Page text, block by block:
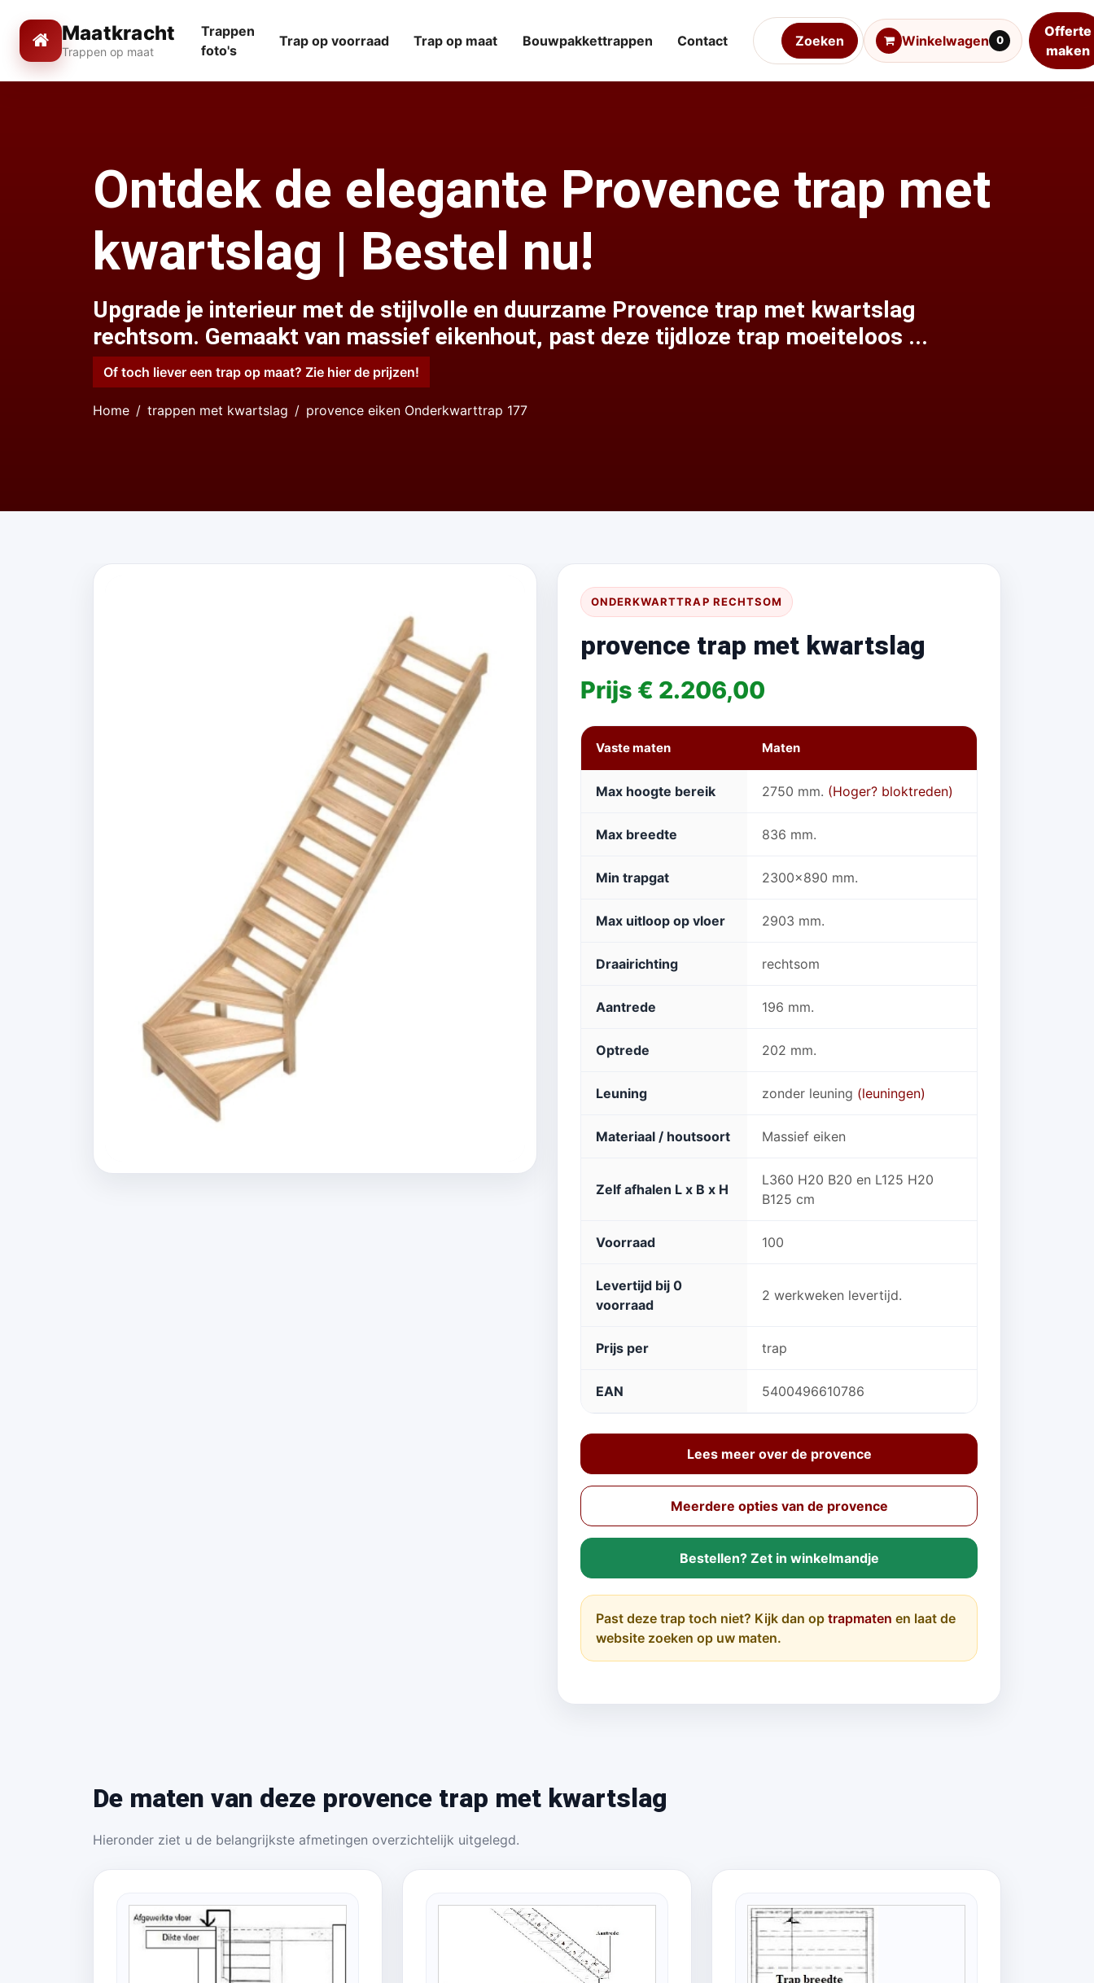
Maatkracht
Trappen op maat
Winkelwagen 0
Offerte
maken
Trappen
foto's
Trap op voorraad Trap op maat Bouwpakkettrappen Contact Zoeken
Ontdek de elegante Provence trap met
kwartslag | Bestel nu!
Upgrade je interieur met de stijlvolle en duurzame Provence trap met kwartslag
rechtsom. Gemaakt van massief eikenhout, past deze tijdloze trap moeiteloos ...
Of toch liever een trap op maat? Zie hier de prijzen!
Home trappen met kwartslag provence eiken Onderkwarttrap 177
ONDERKWARTTRAP RECHTSOM
provence trap met kwartslag
Prijs € 2.206,00
Vaste maten Maten
Max hoogte bereik 2750 mm. (Hoger? bloktreden)
Max breedte 836 mm.
Min trapgat 2300x890 mm.
Max uitloop op vloer 2903 mm.
Draairichting rechtsom
Aantrede 196 mm.
Optrede 202 mm.
Leuning zonder leuning (leuningen)
Materiaal / houtsoort Massief eiken
Zelf afhalen L x B x H
L360 H20 B20 en L125 H20
B125 cm
Voorraad 100
Levertijd bij 0
voorraad
2 werkweken levertijd.
Prijs per trap
EAN 5400496610786
Lees meer over de provence
Meerdere opties van de provence
Bestellen? Zet in winkelmandje
Past deze trap toch niet? Kijk dan op trapmaten en laat de
website zoeken op uw maten.
De maten van deze provence trap met kwartslag
Hieronder ziet u de belangrijkste afmetingen overzichtelijk uitgelegd.